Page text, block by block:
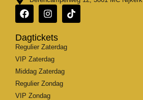
Dagtickets
Regulier Zaterdag
VIP Zaterdag
Middag Zaterdag
Regulier Zondag
VIP Zondag